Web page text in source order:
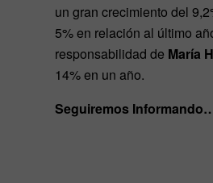
un gran crecimiento del
5% en relación al último
responsabilidad de María
14% en un año.
Seguiremos